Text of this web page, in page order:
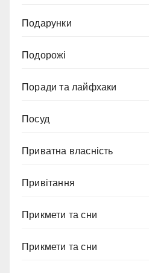
Подарунки
Подорожі
Поради та лайфхаки
Посуд
Приватна власність
Привітання
Прикмети та сни
Прикмети та сни